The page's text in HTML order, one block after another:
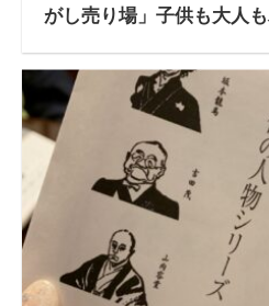
がし売り場」子供も大人